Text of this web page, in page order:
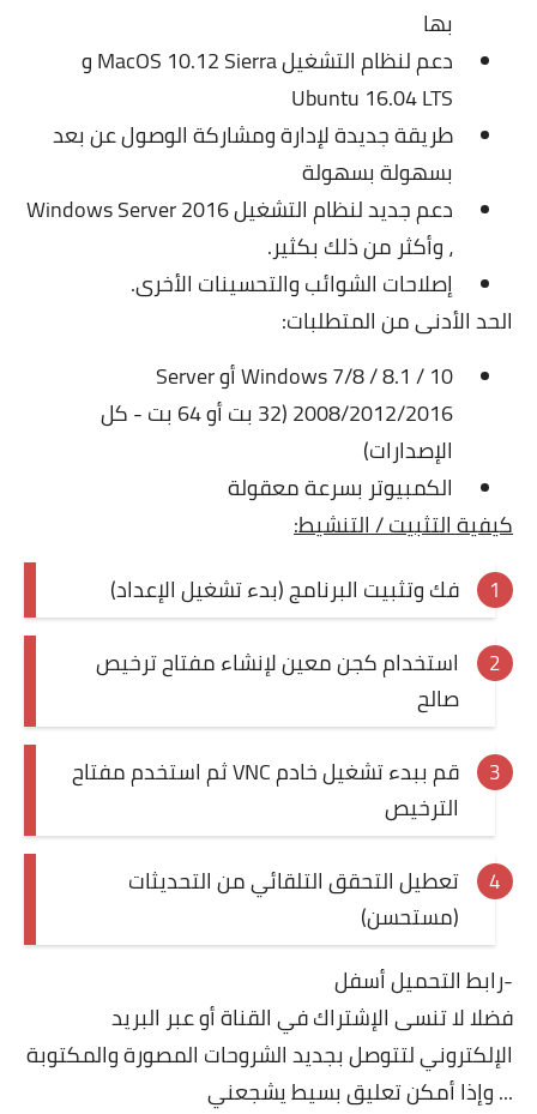
بها
دعم لنظام التشغيل MacOS 10.12 Sierra و
Ubuntu 16.04 LTS
طريقة جديدة لإدارة ومشاركة الوصول عن بعد
بسهولة بسهولة
دعم جديد لنظام التشغيل Windows Server 2016
، وأكثر من ذلك بكثير.
إصلاحات الشوائب والتحسينات الأخرى.
الحد الأدنى من المتطلبات:
Windows 7/8 / 8.1 / 10 أو Server
2008/2012/2016 (32 بت أو 64 بت - كل
الإصدارات)
الكمبيوتر بسرعة معقولة
كيفية التثبيت / التنشيط:
فك وتثبيت البرنامج (بدء تشغيل الإعداد)
استخدام كجن معين لإنشاء مفتاح ترخيص
صالح
قم ببدء تشغيل خادم VNC ثم استخدم مفتاح
الترخيص
تعطيل التحقق التلقائي من التحديثات
(مستحسن)
-رابط التحميل أسفل
فضلا لا تنسى الإشتراك فيالقناةأو عبر البريد
الإلكترونيلتتوصل بجديد الشروحات المصورة والمكتوبة
... وإذا أمكن تعليق بسيط يشجعني